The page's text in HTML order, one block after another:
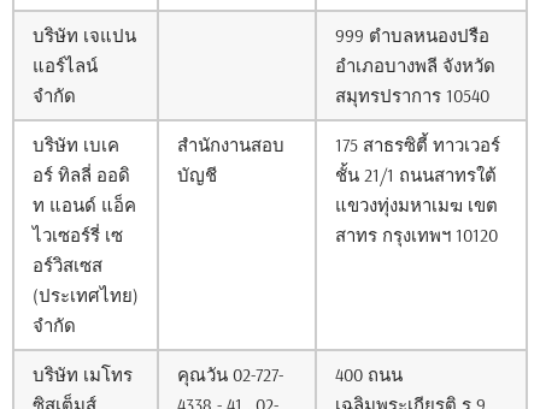
บริษัท เจแปน
แอร์ไลน์
จำกัด
999 ตำบลหนองปรือ
อำเภอบางพลี จังหวัด
สมุทรปราการ 10540
บริษัท เบเค
อร์ ทิลลี่ ออดิ
ท แอนด์ แอ็ค
ไวเซอร์รี่ เซ
อร์วิสเซส
(ประเทศไทย)
จำกัด
สำนักงานสอบ
บัญชี
175 สาธรซิตี้ ทาวเวอร์
ชั้น 21/1 ถนนสาทรใต้
แขวงทุ่งมหาเมฆ เขต
สาทร กรุงเทพฯ 10120
บริษัท เมโทร
คุณวัน 02-727-
400 ถนน